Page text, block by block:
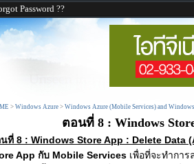
Password ??
> Windows Azure > Windows Azure (Mobile Services) and
ตอนที่ 8 : Windows
ที่ 8 : Windows Store App : Delete Data
App กับ Mobile Services เพื่อที่จะทำการ